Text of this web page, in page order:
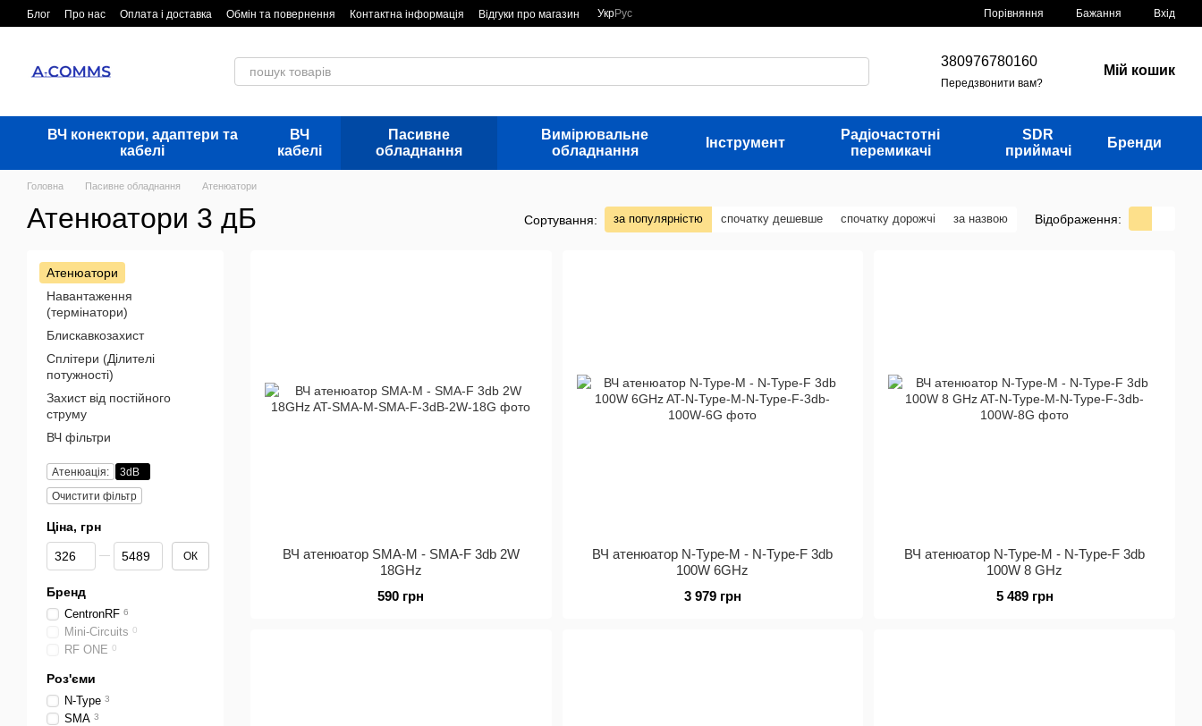
Перейти до основного контенту
Блог Про нас Оплата і доставка Обмін та повернення Контактна інформація Відгуки про магазин УкрРус Порівняння Бажання Вхід
380976780160
Передзвонити вам?
Мій кошик
ВЧ конектори, адаптери та
кабелі
ВЧ
кабелі
Пасивне
обладнання
Вимірювальне
обладнання
Інструмент
Радіочастотні
перемикачі
SDR
приймачі
Бренди
Головна Пасивне обладнання Атенюатори
Атенюатори 3 дБ Сортування: за популярністю спочатку дешевше спочатку дорожчі за назвою Відображення:
ВЧ атенюатор SMA-M - SMA-F 3db 2W
18GHz
590 грн
ВЧ атенюатор N-Type-M - N-Type-F 3db
100W 6GHz
3 979 грн
ВЧ атенюатор N-Type-M - N-Type-F 3db
100W 8 GHz
5 489 грн
Атенюатори
Навантаження
(термінатори)
Блискавкозахист
Сплітери (Ділителі
потужності)
Захист від постійного
струму
ВЧ фільтри
Атенюація:
3dB
Очистити фільтр
Ціна, грн
Від Ціна, грн
До Ціна, грн ОК
Бренд
CentronRF 6
Mini-Circuits 0
RF ONE 0
Роз'єми
N-Type 3
SMA 3